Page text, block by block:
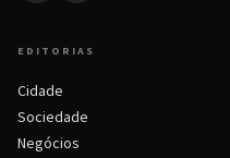
EDITORIAS
Cidade
Sociedade
Negócios